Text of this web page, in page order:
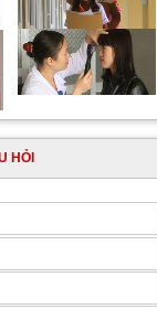
Đội ngũ hướng dẫn
chuyên nghiệp, tận tình
HỎI